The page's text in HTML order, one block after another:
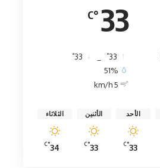
33
°C
33
°
33
°
51%
5 km/h
الأحد
33
°C
الأثنين
33
°C
الثلاثاء
34
°C